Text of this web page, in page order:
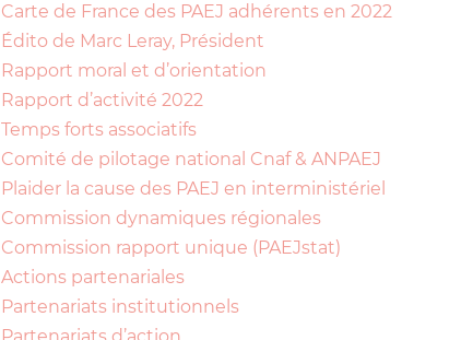
Carte de France des PAEJ adhérents en 2022
Édito de Marc Leray, Président
Rapport moral et d’orientation
Rapport d’activité 2022
Temps forts associatifs
Comité de pilotage national Cnaf & ANPAEJ
Plaider la cause des PAEJ en interministériel
Commission dynamiques régionales
Commission rapport unique (PAEJstat)
Actions partenariales
Partenariats institutionnels